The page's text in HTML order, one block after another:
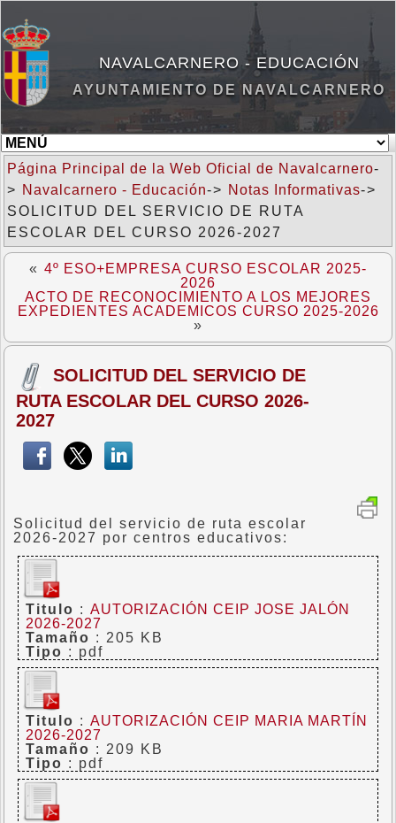
NAVALCARNERO - EDUCACIÓN
AYUNTAMIENTO DE NAVALCARNERO
Página Principal de la Web Oficial de Navalcarnero-
> Navalcarnero - Educación-> Notas Informativas->
SOLICITUD DEL SERVICIO DE RUTA
ESCOLAR DEL CURSO 2026-2027
« 4º ESO+EMPRESA CURSO ESCOLAR 2025-
2026
ACTO DE RECONOCIMIENTO A LOS MEJORES
EXPEDIENTES ACADEMICOS CURSO 2025-2026
»
SOLICITUD DEL SERVICIO DE
RUTA ESCOLAR DEL CURSO 2026-
2027
Solicitud del servicio de ruta escolar
2026-2027 por centros educativos:
Titulo :AUTORIZACIÓN CEIP JOSE JALÓN
2026-2027
Tamaño : 205 KB
Tipo : pdf
Titulo :AUTORIZACIÓN CEIP MARIA MARTÍN
2026-2027
Tamaño : 209 KB
Tipo : pdf